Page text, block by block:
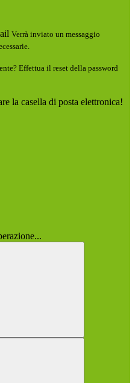
Verrà inviato un messaggio
Effettua il reset della password
la casella di posta elettronica!